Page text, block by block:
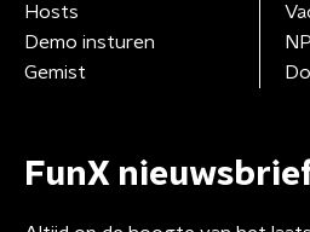
Hosts
Demo insturen
Gemist
FunX